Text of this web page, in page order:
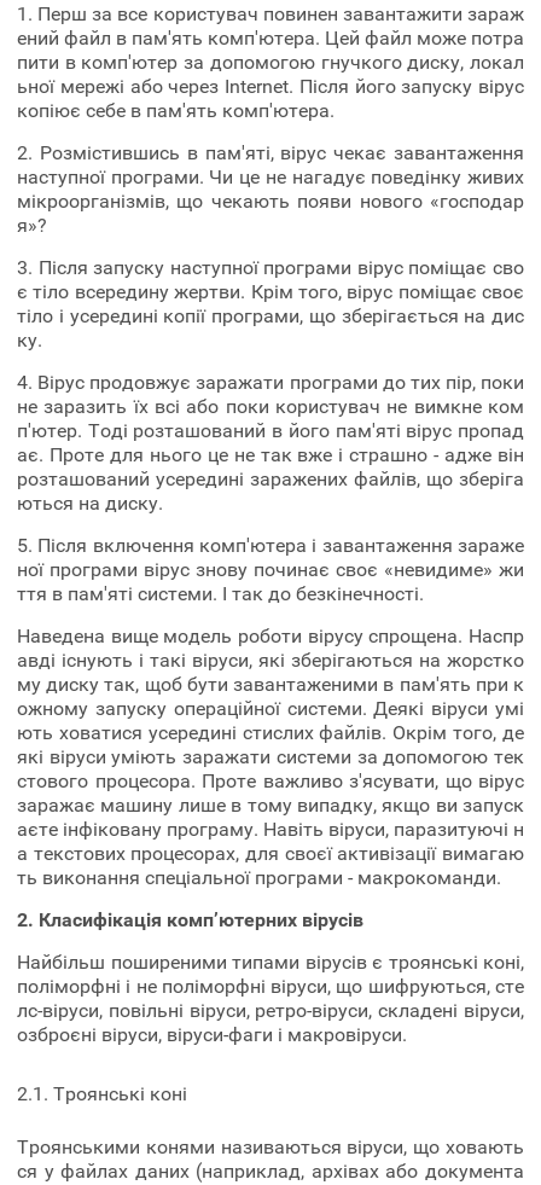
1. Перш за все користувач повинен завантажити зараж
ений файл в пам'ять комп'ютера. Цей файл може потра
пити в комп'ютер за допомогою гнучкого диску, локал
ьної мережі або через Internet. Після його запуску вірус
копіює себе в пам'ять комп'ютера.
2. Розмістившись в пам'яті, вірус чекає завантаження
наступної програми. Чи це не нагадує поведінку живих
мікроорганізмів, що чекають появи нового «господар
я»?
3. Після запуску наступної програми вірус поміщає сво
є тіло всередину жертви. Крім того, вірус поміщає своє
тіло і усередині копії програми, що зберігається на дис
ку.
4. Вірус продовжує заражати програми до тих пір, поки
не заразить їх всі або поки користувач не вимкне ком
п'ютер. Тоді розташований в його пам'яті вірус пропад
ає. Проте для нього це не так вже і страшно - адже він
розташований усередині заражених файлів, що зберіга
ються на диску.
5. Після включення комп'ютера і завантаження зараже
ної програми вірус знову починає своє «невидиме» жи
ття в пам'яті системи. І так до безкінечності.
Наведена вище модель роботи вірусу спрощена. Наспр
авді існують і такі віруси, які зберігаються на жорстко
му диску так, щоб бути завантаженими в пам'ять при к
ожному запуску операційної системи. Деякі віруси умі
ють ховатися усередині стислих файлів. Окрім того, де
які віруси уміють заражати системи за допомогою тек
стового процесора. Проте важливо з'ясувати, що вірус
заражає машину лише в тому випадку, якщо ви запуск
аєте інфіковану програму. Навіть віруси, паразитуючі н
а текстових процесорах, для своєї активізації вимагаю
ть виконання спеціальної програми - макрокоманди.
2. Класифікація комп’ютерних вірусів
Найбільш поширеними типами вірусів є троянські коні,
поліморфні і не поліморфні віруси, що шифруються, сте
лс-віруси, повільні віруси, ретро-віруси, складені віруси,
озброєні віруси, віруси-фаги і макровіруси.
2.1. Троянські коні
Троянськими конями називаються віруси, що ховають
ся у файлах даних (наприклад, архівах або документа